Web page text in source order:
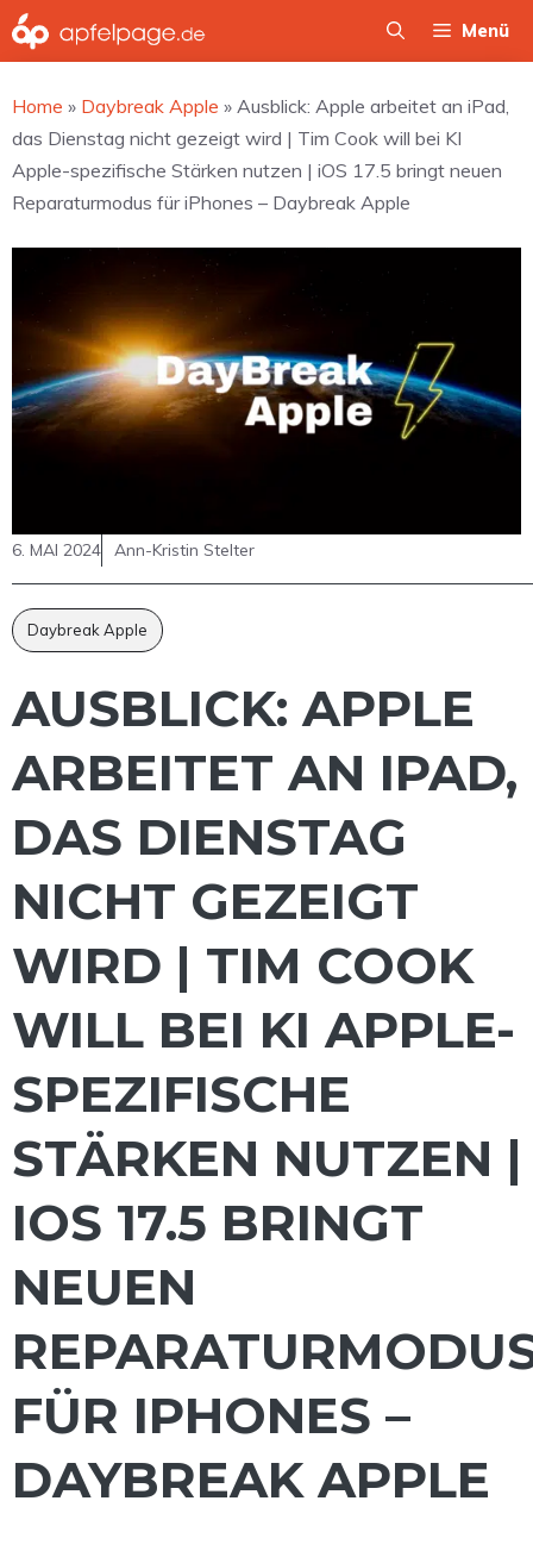
Zum
Inhalt
Menü
Home » Daybreak Apple » Ausblick: Apple arbeitet an iPad,
das Dienstag nicht gezeigt wird | Tim Cook will bei KI
Apple-spezifische Stärken nutzen | iOS 17.5 bringt neuen
Reparaturmodus für iPhones – Daybreak Apple
6. MAI 2024 Ann-Kristin Stelter
Daybreak Apple
AUSBLICK: APPLE
ARBEITET AN IPAD,
DAS DIENSTAG
NICHT GEZEIGT
WIRD | TIM COOK
WILL BEI KI APPLE-
SPEZIFISCHE
STÄRKEN NUTZEN |
IOS 17.5 BRINGT
NEUEN
FÜR IPHONES –
DAYBREAK APPLE